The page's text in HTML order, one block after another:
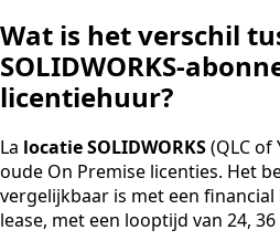
Wat is het verschil
SOLIDWORKS-
licentiehuur?
La locatie SOLIDWORKS(QLC of
oude On Premise licenties. Het
vergelijkbaar is met een
lease, met een looptijd van 24,